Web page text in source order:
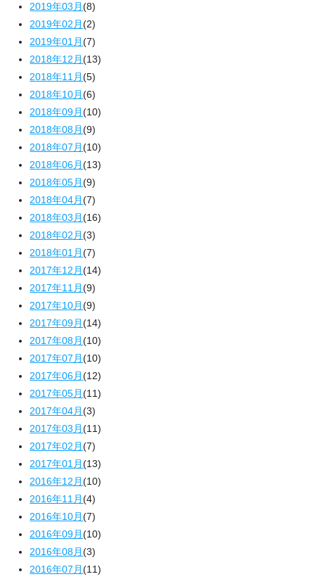
2019年03月(8)
2019年02月(2)
2019年01月(7)
2018年12月(13)
2018年11月(5)
2018年10月(6)
2018年09月(10)
2018年08月(9)
2018年07月(10)
2018年06月(13)
2018年05月(9)
2018年04月(7)
2018年03月(16)
2018年02月(3)
2018年01月(7)
2017年12月(14)
2017年11月(9)
2017年10月(9)
2017年09月(14)
2017年08月(10)
2017年07月(10)
2017年06月(12)
2017年05月(11)
2017年04月(3)
2017年03月(11)
2017年02月(7)
2017年01月(13)
2016年12月(10)
2016年11月(4)
2016年10月(7)
2016年09月(10)
2016年08月(3)
2016年07月(11)